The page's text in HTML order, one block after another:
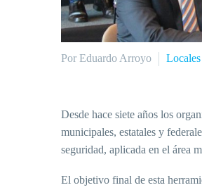
Por Eduardo Arroyo Locales
Desde hace siete años los
municipales, estatales y
seguridad, aplicada en el área
El objetivo final de esta